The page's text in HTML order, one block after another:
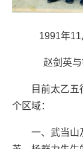
1991年
赵剑英
目前太乙五行
个区域：
一、武当山及